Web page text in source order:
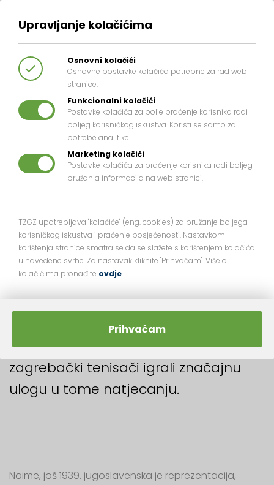
MUŠKETIRI NA
ŠALATI
U svijetu sporta Hrvatska je dobro
znana kao svjetska teniska sila,
ponajviše zahvaljujući dvostrukome
osvajanju prestižnog Davis Cupa
poznata činjenica da su još davno
prije 21. stoljeća, hrvatski, točnije
zagrebački tenisači igrali značajnu
ulogu u tome natjecanju.
Naime, još 1939. jugoslavenska je reprezentacija,
Upravljanje kolačićima
Osnovni kolačići
Osnovne postavke kolačića potrebne za rad web
stranice.
Funkcionalni kolačići
Postavke kolačića za bolje praćenje korisnika radi
boljeg korisničkog iskustva. Koristi se samo za
potrebe analitike.
Marketing kolačići
Postavke kolačića za praćenje korisnika radi boljeg
pružanja informacija na web stranici.
TZGZ upotrebljava "kolačiće" (eng. cookies) za pružanje boljega
korisničkog iskustva i praćenje posjećenosti. Nastavkom
korištenja stranice smatra se da se slažete s korištenjem kolačića
u navedene svrhe. Za nastavak kliknite "Prihvaćam". Više o
kolačićima pronađite ovdje.
Prihvaćam